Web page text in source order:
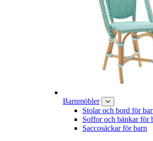
Barnmöbler
Stolar och bord för
Soffor och bänkar för
Saccosäckar för barn